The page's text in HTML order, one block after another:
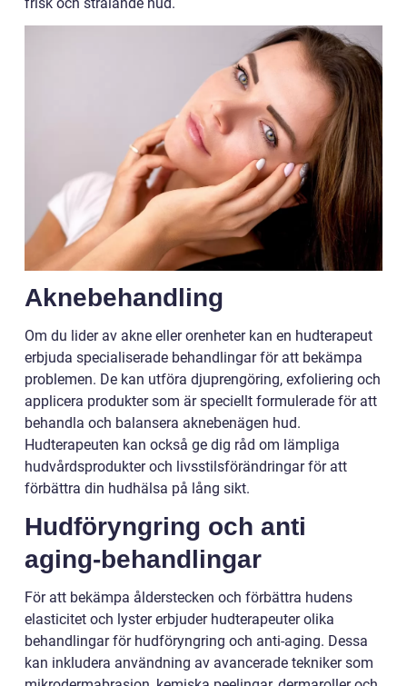
Aknebehandling
Om du lider av akne eller orenheter kan en hudterapeut
erbjuda specialiserade behandlingar för att bekämpa
problemen. De kan utföra djuprengöring, exfoliering och
applicera produkter som är speciellt formulerade för att
behandla och balansera aknebenägen hud.
Hudterapeuten kan också ge dig råd om lämpliga
hudvårdsprodukter och livsstilsförändringar för att
förbättra din hudhälsa på lång sikt.
Hudföryngring och anti
aging-behandlingar
För att bekämpa ålderstecken och förbättra hudens
elasticitet och lyster erbjuder hudterapeuter olika
behandlingar för hudföryngring och anti-aging. Dessa
kan inkludera användning av avancerade tekniker som